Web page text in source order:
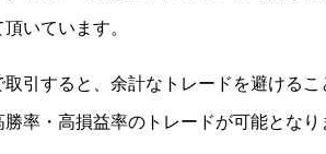
いています。
引すると、余計なトレードを避ける
率・高損益率のトレードが可能とな